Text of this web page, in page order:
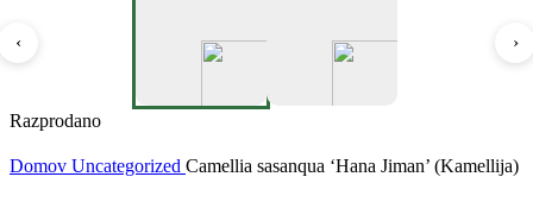
‹ ›
Razprodano
Domov Uncategorized Camellia sasanqua ‘Hana Jiman’ (Kamellija)